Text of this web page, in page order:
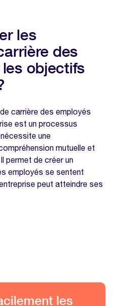
les
des
objectifs
carrière des employés
est un processus
une
mutuelle et
permet de créer un
employés se sentent
peut atteindre ses
les